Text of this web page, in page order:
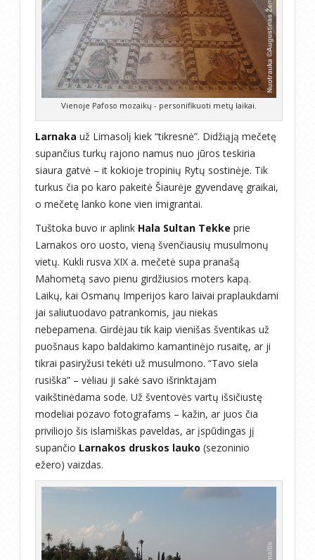
Vienoje Pafoso mozaikų - personifikuoti metų laikai.
Larnaka už Limasolį kiek “tikresnė”. Didžiąją mečetę
supančius turkų rajono namus nuo jūros teskiria
siaura gatvė – it kokioje tropinių Rytų sostinėje. Tik
turkus čia po karo pakeitė Šiaurėje gyvendavę graikai,
o mečetę lanko kone vien imigrantai.
Tuštoka buvo ir aplink Hala Sultan Tekke prie
Larnakos oro uosto, vieną švenčiausių musulmonų
vietų. Kukli rusva XIX a. mečetė supa pranašą
Mahometą savo pienu girdžiusios moters kapą.
Laikų, kai Osmanų Imperijos karo laivai praplaukdami
jai saliutuodavo patrankomis, jau niekas
nebepamena. Girdėjau tik kaip vienišas šventikas už
puošnaus kapo baldakimo kamantinėjo rusaitę, ar ji
tikrai pasiryžusi tekėti už musulmono. “Tavo siela
rusiška” – vėliau ji sakė savo išrinktajam
vaikštinėdama sode. Už šventovės vartų išsičiustę
modeliai pozavo fotografams – kažin, ar juos čia
priviliojo šis islamiškas paveldas, ar įspūdingas jį
supančio Larnakos druskos lauko (sezoninio
ežero) vaizdas.